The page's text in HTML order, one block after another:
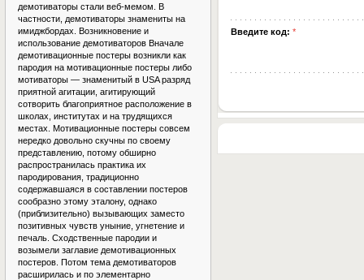
Введите код: *
демотиваторы стали веб-мемом. В
частности, демотиваторы знамениты на
имиджбордах. Возникновение и
использование демотиваторов Вначале
демотивационные постеры возникли как
пародия на мотивационные постеры либо
мотиваторы — знаменитый в USA разряд
приятной агитации, агитирующий
сотворить благоприятное расположение в
школах, институтах и на трудящихся
местах. Мотивационные постеры совсем
нередко довольно скучны по своему
представлению, потому обширно
распространилась практика их
пародирования, традиционно
содержавшаяся в составлении постеров
сообразно этому эталону, однако
(приблизительно) вызывающих заместо
позитивных чувств уныние, угнетение и
печаль. Сходственные пародии и
возымели заглавие демотивационных
постеров. Потом тема демотиваторов
расширилась и по элементарно